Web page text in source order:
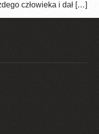
człowieka i dał […]